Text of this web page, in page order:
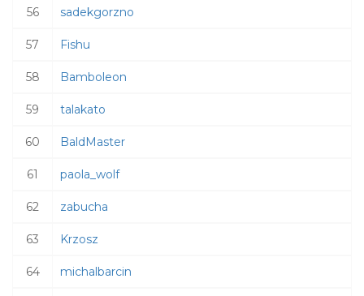
56 sadekgorzno
57 Fishu
58 Bamboleon
59 talakato
60 BaldMaster
61 paola_wolf
62 zabucha
63 Krzosz
64 michalbarcin